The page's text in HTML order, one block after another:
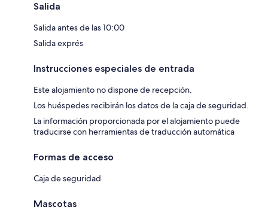
Salida
Salida antes de las 10:00
Salida exprés
Instrucciones especiales de entrada
Este alojamiento no dispone de recepción.
Los huéspedes recibirán los datos de la caja de seguridad.
La información proporcionada por el alojamiento puede
traducirse con herramientas de traducción automática
Formas de acceso
Caja de seguridad
Mascotas